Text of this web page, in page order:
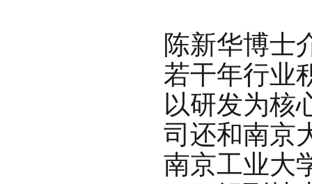
陈新华博士
若干年行业
以研发为核
司还和南京
南京工业大